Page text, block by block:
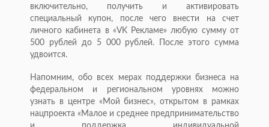
включительно, получить и активировать
специальный купон, после чего внести на счет
личного кабинета в «VK Рекламе» любую сумму от
500 рублей до 5 000 рублей. После этого сумма
удвоится.
Напомним, обо всех мерах поддержки бизнеса на
федеральном и региональном уровнях можно
узнать в центре «Мой бизнес», открытом в рамках
нацпроекта «Малое и среднее предпринимательство